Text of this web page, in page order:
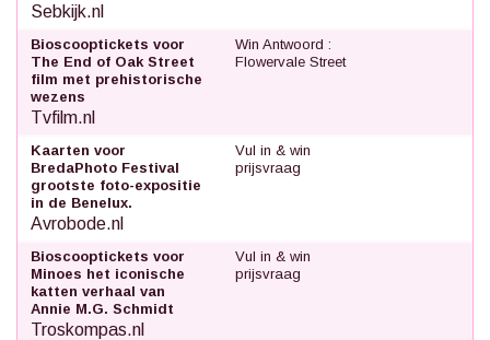
Sebkijk.nl
Bioscooptickets voor
The End of Oak Street
film met prehistorische
wezens
Tvfilm.nl
Win Antwoord :
Flowervale Street
Kaarten voor
BredaPhoto Festival
grootste foto-expositie
in de Benelux.
Avrobode.nl
Vul in & win
prijsvraag
Bioscooptickets voor
Minoes het iconische
katten verhaal van
Annie M.G. Schmidt
Troskompas.nl
Vul in & win
prijsvraag